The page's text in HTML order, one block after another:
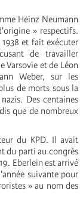
Heinz Neumann
» respectifs.
et fait exécuter
de travailler
Varsovie et de Léon
Weber, sur les
de morts sous la
Des centaines
que de nombreux
du KPD. Il avait
du parti au congrès
Eberlein est arrivé
suivante pour
» au nom des